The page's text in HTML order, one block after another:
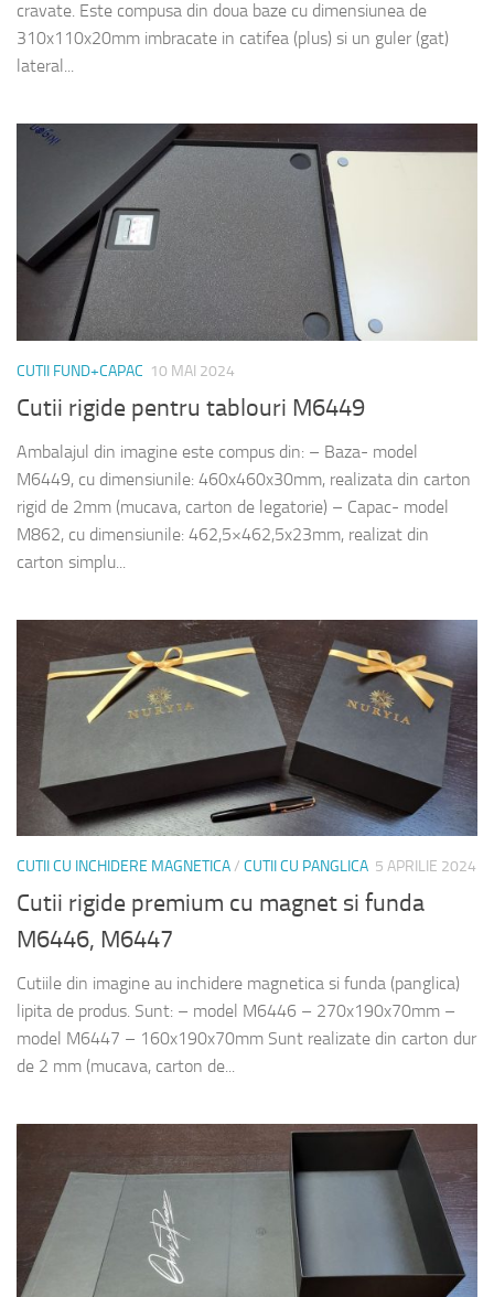
cravate. Este compusa din doua baze cu dimensiunea de
310x110x20mm imbracate in catifea (plus) si un guler (gat)
lateral...
CUTII FUND+CAPAC 10 MAI 2024
Cutii rigide pentru tablouri M6449
Ambalajul din imagine este compus din: – Baza- model
M6449, cu dimensiunile: 460x460x30mm, realizata din carton
rigid de 2mm (mucava, carton de legatorie) – Capac- model
M862, cu dimensiunile: 462,5×462,5x23mm, realizat din
carton simplu...
CUTII CU INCHIDERE MAGNETICA/ CUTII CU PANGLICA 5 APRILIE 2024
Cutii rigide premium cu magnet si funda
M6446, M6447
Cutiile din imagine au inchidere magnetica si funda (panglica)
lipita de produs. Sunt: – model M6446 – 270x190x70mm –
model M6447 – 160x190x70mm Sunt realizate din carton dur
de 2 mm (mucava, carton de...